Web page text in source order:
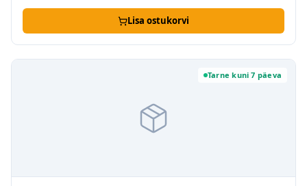
Lisa ostukorvi
Tarne kuni 7 päeva